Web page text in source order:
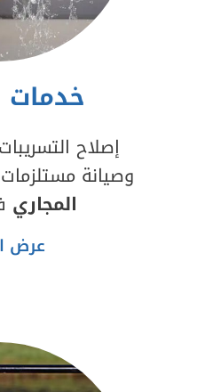
خدمات
إصلاح
وصيانة
المجاري
عرض